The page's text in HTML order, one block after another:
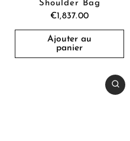
Shoulder Bag
€1,837.00
Ajouter au
panier